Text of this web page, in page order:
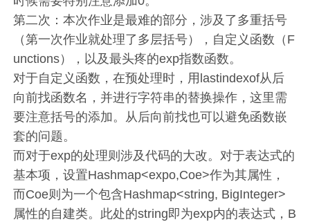
第二次：本次作业是最难的部分，涉及了多重括号
（第一次作业就处理了多层括号），自定义函数（F
unctions），以及最头疼的exp指数函数。
对于自定义函数，在预处理时，用lastindexof从后
向前找函数名，并进行字符串的替换操作，这里需
要注意括号的添加。从后向前找也可以避免函数嵌
套的问题。
而对于exp的处理则涉及代码的大改。对于表达式的
基本项，设置Hashmap<expo,Coe>作为其属性，
而Coe则为一个包含Hashmap<string, BigInteger>
属性的自建类。此处的string即为exp内的表达式，B